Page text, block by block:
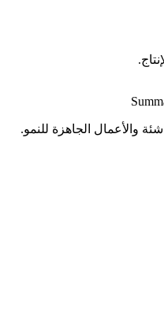
والأعمال الجاهزة للنمو.